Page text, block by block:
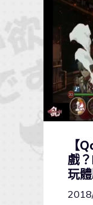
【
戲
玩